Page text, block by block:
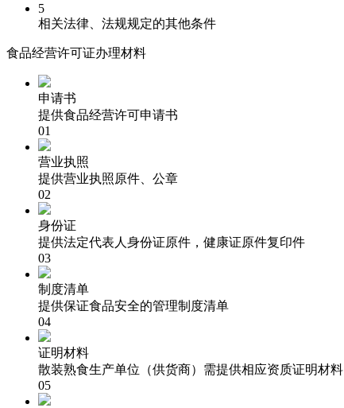
5
相关法律、法规规定的其他条件
食品经营许可证办理材料
申请书
提供食品经营许可申请书
01
营业执照
提供营业执照原件、公章
02
身份证
提供法定代表人身份证原件，健康证原件复印件
03
制度清单
提供保证食品安全的管理制度清单
04
证明材料
散装熟食生产单位（供货商）需提供相应资质证明材料
05